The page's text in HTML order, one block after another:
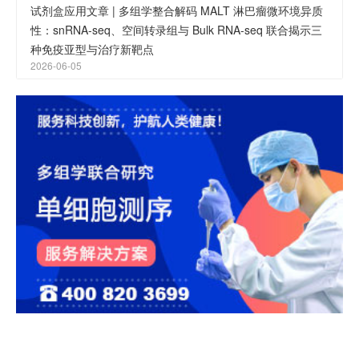
试剂盒应用文章 | 多组学整合解码 MALT 淋巴瘤微环境异质
性：snRNA-seq、空间转录组与 Bulk RNA-seq 联合揭示三
种免疫亚型与治疗新靶点
2026-06-05